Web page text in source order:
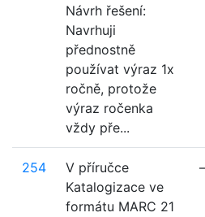
Návrh řešení:
Navrhuji
přednostně
používat výraz 1x
ročně, protože
výraz ročenka
vždy pře...
254
V příručce
Katalogizace ve
formátu MARC 21